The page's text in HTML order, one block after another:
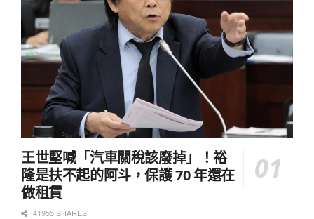
王世堅喊「汽車關稅該廢掉」！裕
隆是扶不起的阿斗，保護 70 年還在
做租賃
41955 SHARES